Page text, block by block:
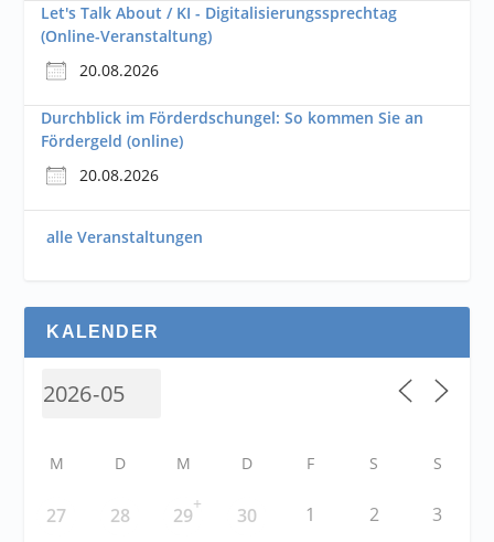
Let's Talk About / KI - Digitalisierungssprechtag
(Online-Veranstaltung)
20.08.2026
Durchblick im Förderdschungel: So kommen Sie an
Fördergeld (online)
20.08.2026
alle Veranstaltungen
KALENDER
M D M D F S S
27 28 29
+
30 1 2 3